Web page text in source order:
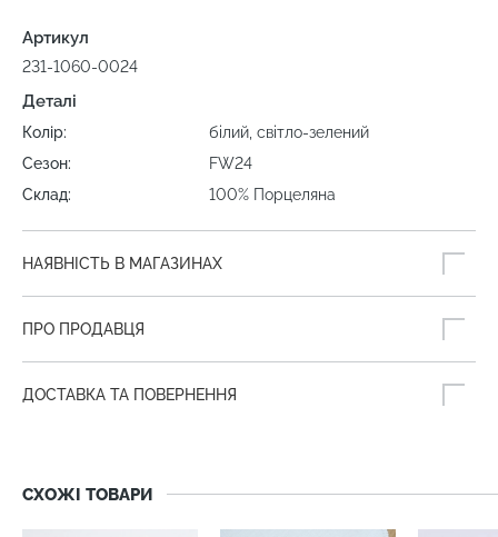
Артикул
231-1060-0024
Деталі
Колір:
білий, світло-зелений
Сезон:
FW24
Склад:
100% Порцеляна
НАЯВНІСТЬ В МАГАЗИНАХ
ПРО ПРОДАВЦЯ
ДОСТАВКА ТА ПОВЕРНЕННЯ
СХОЖІ ТОВАРИ